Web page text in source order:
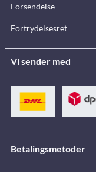
Forsendelse
Fortrydelsesret
Vi sender med
Betalingsmetoder